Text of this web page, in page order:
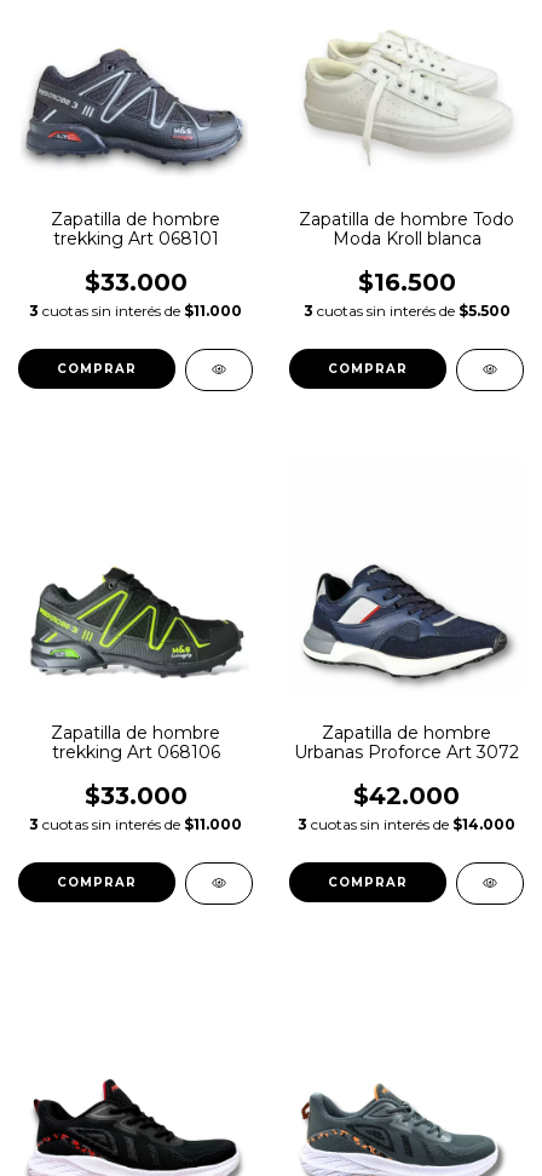
Zapatilla de hombre
trekking Art 068101
$33.000
3 cuotas sin interés de $11.000
COMPRAR
Zapatilla de hombre Todo
Moda Kroll blanca
$16.500
3 cuotas sin interés de $5.500
COMPRAR
Zapatilla de hombre
trekking Art 068106
$33.000
3 cuotas sin interés de $11.000
COMPRAR
Zapatilla de hombre
Urbanas Proforce Art 3072
$42.000
3 cuotas sin interés de $14.000
COMPRAR